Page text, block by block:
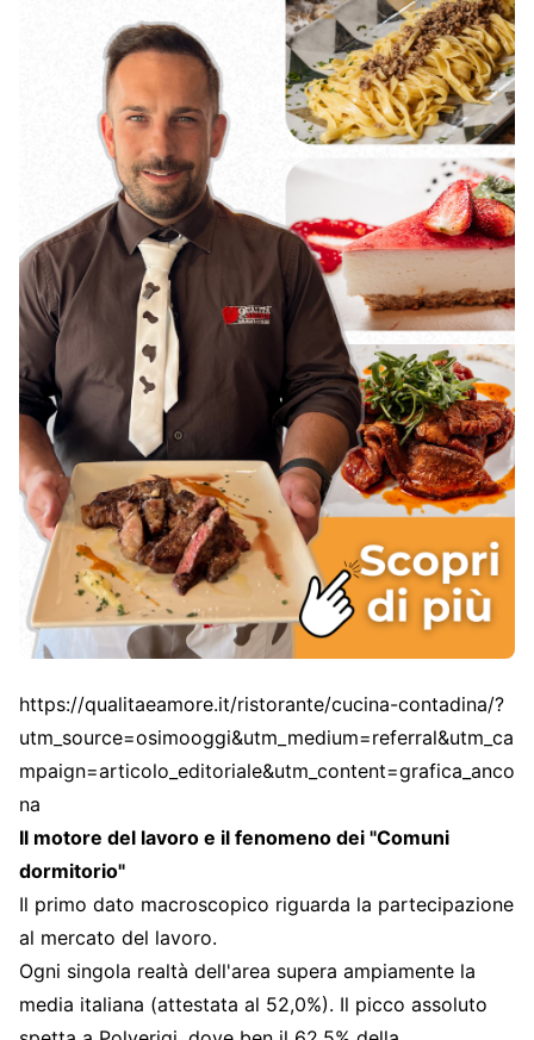
https://qualitaeamore.it/ristorante/cucina-contadina/?
utm_source=osimooggi&utm_medium=referral&utm_ca
mpaign=articolo_editoriale&utm_content=grafica_anco
na
Il motore del lavoro e il fenomeno dei "Comuni
dormitorio"
Il primo dato macroscopico riguarda la partecipazione
al mercato del lavoro.
Ogni singola realtà dell'area supera ampiamente la
media italiana (attestata al 52,0%). Il picco assoluto